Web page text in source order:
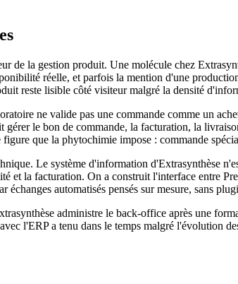
de la gestion produit. Une molécule chez
réelle, et parfois la mention d'une
reste lisible côté visiteur malgré la densité
ne valide pas une commande comme un
le bon de commande, la facturation, la
que la phytochimie impose : commande
Le système d'information d'Extrasynthèse
et la facturation. On a construit l'interface entre
automatisés pensés sur mesure, sans
administre le back-office après une
l'ERP a tenu dans le temps malgré l'évolution